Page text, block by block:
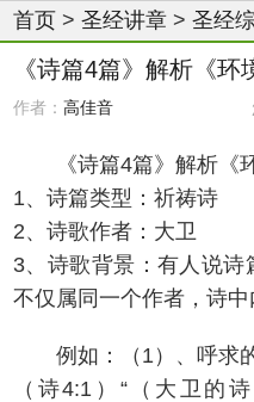
首页 > 圣经讲章 > 圣经
《诗篇4篇》解析《环
作者： 高佳音
《诗篇4篇》解析《
1、诗篇类型：祈祷诗
2、诗歌作者：大卫
3、诗歌背景：有人说诗
不仅属同一个作者，诗中
例如：（1）、呼求
（诗4:1）“（大卫的